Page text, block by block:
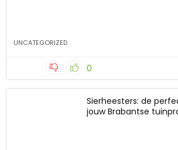
UNCATEGORIZED
0
Sierheesters: de
jouw Brabantse